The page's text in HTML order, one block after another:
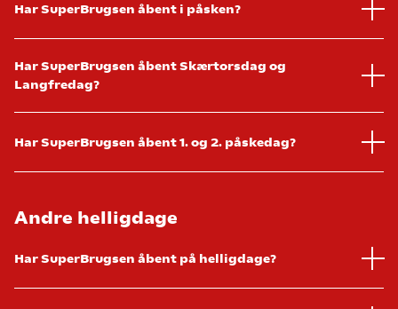
Har SuperBrugsen åbent i påsken?
Har SuperBrugsen åbent Skærtorsdag og
Langfredag?
Har SuperBrugsen åbent 1. og 2. påskedag?
Andre helligdage
Har SuperBrugsen åbent på helligdage?